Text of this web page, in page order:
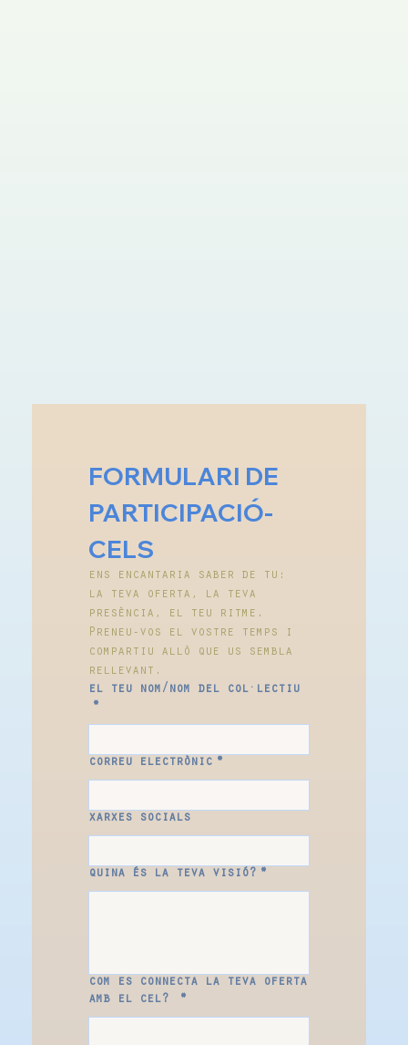
FORMULARI DE
PARTICIPACIÓ-
CELS
ens encantaria saber de tu:
la teva oferta, la teva
presència, el teu ritme.
Preneu-vos el vostre temps i
compartiu allò que us sembla
rellevant.
el teu nom/nom del col·lectiu
*
correu electrònic *
xarxes socials
quina és la teva visió? *
com es connecta la teva oferta
amb el cel?
*